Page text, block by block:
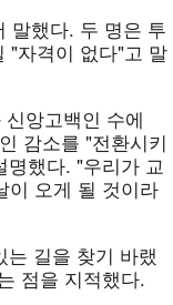
말했다. 두 명은 투
"자격이 없다"고 말
앙고백인 수에
감소를 "전환시키
했다. "우리가 교
이 오게 될 것이라
길을 찾기 바랬
점을 지적했다.